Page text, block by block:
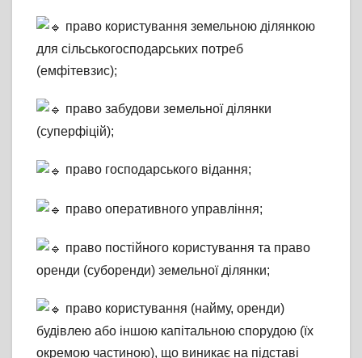
право користування земельною ділянкою
для сільськогосподарських потреб
(емфітевзис);
право забудови земельної ділянки
(суперфіцій);
право господарського відання;
право оперативного управління;
право постійного користування та право
оренди (суборенди) земельної ділянки;
право користування (найму, оренди)
будівлею або іншою капітальною спорудою (їх
окремою частиною), що виникає на підставі